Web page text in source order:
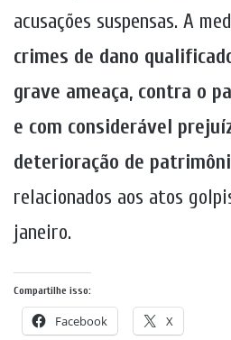
acusações suspensas. A
crimes de dano
grave ameaça, contra o
e com considerável
deterioração de
relacionados aos atos
janeiro.
Compartilhe isso:
Facebook X